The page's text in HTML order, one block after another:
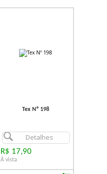
Tex Nº 198
Detalhes
R$ 17,90
À vista